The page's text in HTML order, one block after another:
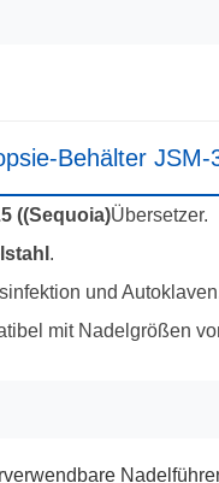
Behälter
((Sequoia)Übersetzer.
.
und
mit Nadelgrößen